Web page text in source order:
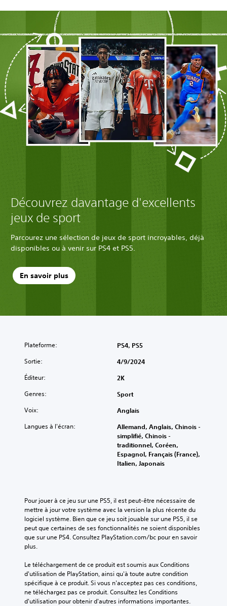
Découvrez davantage d'excellents
jeux de sport
Parcourez une sélection de jeux de sport incroyables, déjà
disponibles ou à venir sur PS4 et PS5.
En savoir plus
Plateforme: PS4, PS5
Sortie: 4/9/2024
Éditeur: 2K
Genres: Sport
Voix: Anglais
Langues à l'écran:
Allemand, Anglais, Chinois -
simplifié, Chinois -
traditionnel, Coréen,
Espagnol, Français (France),
Italien, Japonais
Pour jouer à ce jeu sur une PS5, il est peut-être nécessaire de
mettre à jour votre système avec la version la plus récente du
logiciel système. Bien que ce jeu soit jouable sur une PS5, il se
peut que certaines de ses fonctionnalités ne soient disponibles
que sur une PS4. Consultez PlayStation.com/bc pour en savoir
plus.
Le téléchargement de ce produit est soumis aux Conditions
d'utilisation de PlayStation, ainsi qu'à toute autre condition
spécifique à ce produit. Si vous n'acceptez pas ces conditions,
ne téléchargez pas ce produit. Consultez les Conditions
d'utilisation pour obtenir d'autres informations importantes.